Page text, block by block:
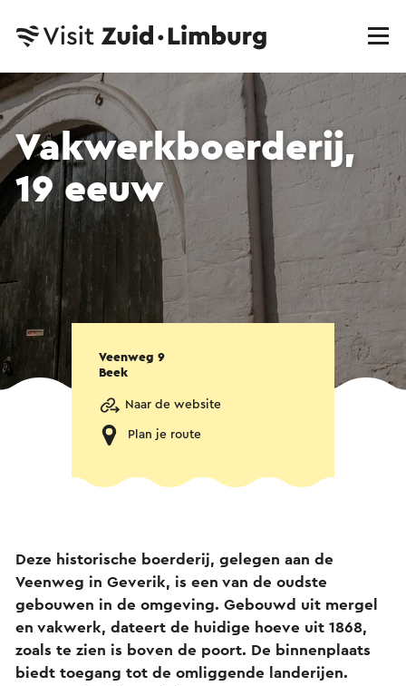
Vakwerkboerderij,
19 eeuw
Veenweg 9
Beek
Naar de website
Plan je route
Deze historische boerderij, gelegen aan de
Veenweg in Geverik, is een van de oudste
gebouwen in de omgeving. Gebouwd uit mergel
en vakwerk, dateert de huidige hoeve uit 1868,
zoals te zien is boven de poort. De binnenplaats
biedt toegang tot de omliggende landerijen.